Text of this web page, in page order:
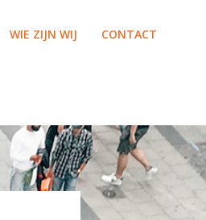
WIE ZIJN WIJ CONTACT